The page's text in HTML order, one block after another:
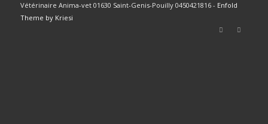
Vétérinaire Anima-vet 01630 Saint-Genis-Pouilly 0450421816 - Enfold
Theme by Kriesi